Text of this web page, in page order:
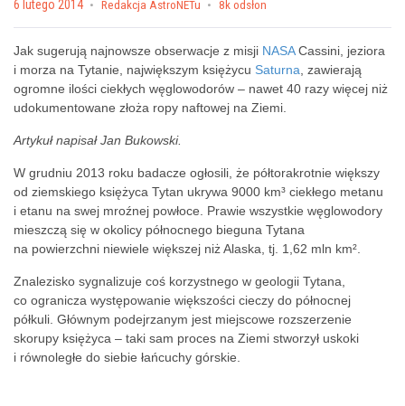
Posted on
6 lutego 2014 by Redakcja AstroNETu 8k odsłon
Jak sugerują najnowsze obserwacje z misji NASACassini, jeziora
i morza na Tytanie, największym księżycu Saturna , zawierają
ogromne ilości ciekłych węglowodorów – nawet 40 razy więcej niż
udokumentowane złoża ropy naftowej na Ziemi.
Artykuł napisał Jan Bukowski.
W grudniu 2013 roku badacze ogłosili, że półtorakrotnie większy
od ziemskiego księżyca Tytan ukrywa 9000 km³ ciekłego metanu
i etanu na swej mroźnej powłoce. Prawie wszystkie węglowodory
mieszczą się w okolicy północnego bieguna Tytana
na powierzchni niewiele większej niż Alaska, tj. 1,62 mln km².
Znalezisko sygnalizuje coś korzystnego w geologii Tytana,
co ogranicza występowanie większości cieczy do północnej
półkuli. Głównym podejrzanym jest miejscowe rozszerzenie
skorupy księżyca – taki sam proces na Ziemi stworzył uskoki
i równoległe do siebie łańcuchy górskie.